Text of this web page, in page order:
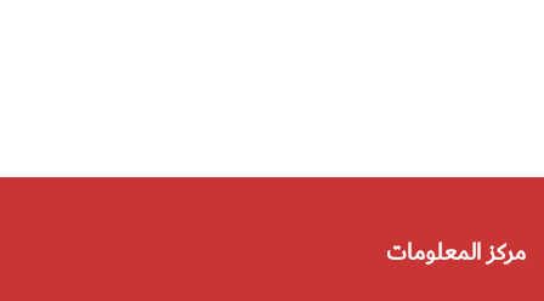
مركز المعلومات